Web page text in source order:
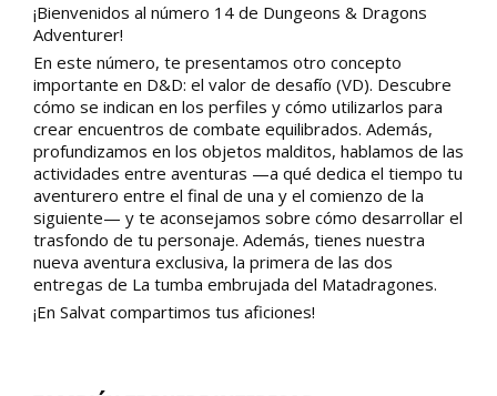
¡Bienvenidos al número 14 de Dungeons & Dragons
Adventurer!
En este número, te presentamos otro concepto
importante en D&D: el valor de desafío (VD). Descubre
cómo se indican en los perfiles y cómo utilizarlos para
crear encuentros de combate equilibrados. Además,
profundizamos en los objetos malditos, hablamos de las
actividades entre aventuras —a qué dedica el tiempo tu
aventurero entre el final de una y el comienzo de la
siguiente— y te aconsejamos sobre cómo desarrollar el
trasfondo de tu personaje. Además, tienes nuestra
nueva aventura exclusiva, la primera de las dos
entregas de La tumba embrujada del Matadragones.
¡En Salvat compartimos tus aficiones!